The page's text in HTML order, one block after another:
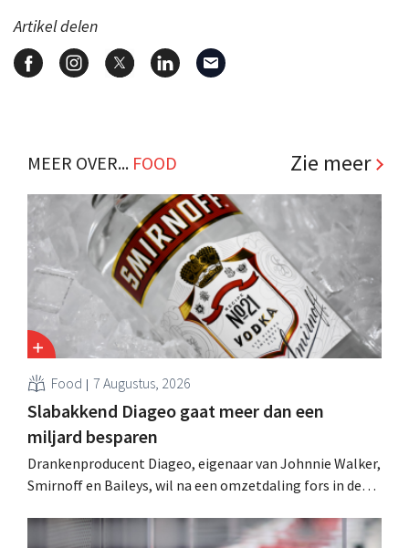
Artikel delen
MEER OVER... FOOD Zie meer
Food 7 Augustus, 2026
Slabakkend Diageo gaat meer dan een
miljard besparen
Drankenproducent Diageo, eigenaar van Johnnie Walker,
Smirnoff en Baileys, wil na een omzetdaling fors in de
andere Guiness en voorgemixte cocktails.